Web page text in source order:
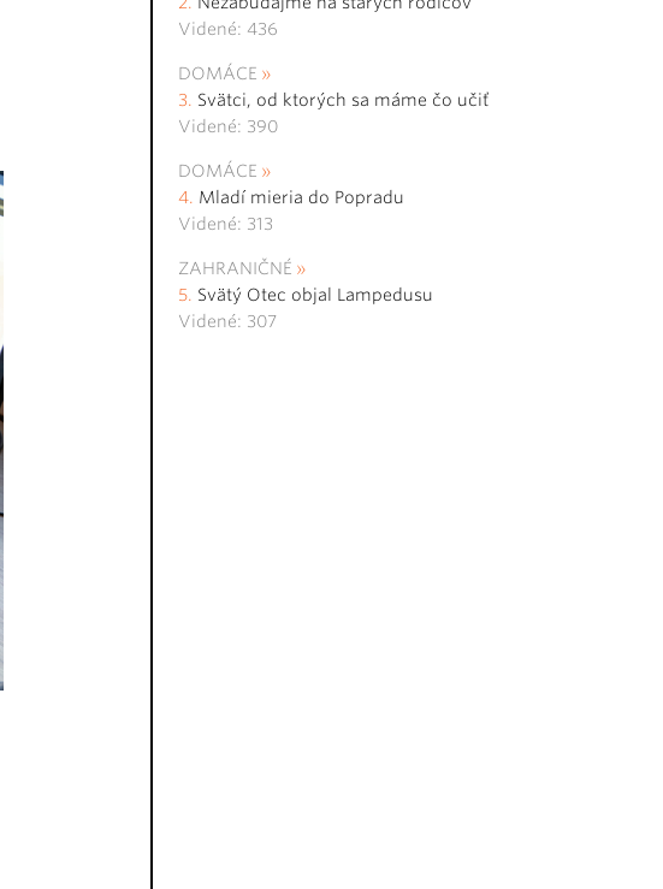
Videné: 436
DOMÁCE
Svätci, od ktorých sa máme čo učiť
Videné: 390
DOMÁCE
Mladí mieria do Popradu
Videné: 313
ZAHRANIČNÉ
Svätý Otec objal Lampedusu
Videné: 307